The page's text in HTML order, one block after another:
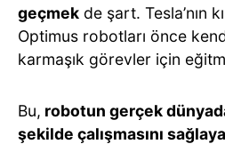
geçmek de şart. Tesla’nın
Optimus robotları önce
karmaşık görevler için
Bu, robotun gerçek
şekilde çalışmasını